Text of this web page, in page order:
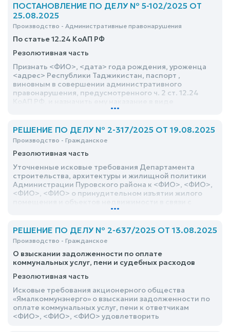
ПОСТАНОВЛЕНИЕ ПО ДЕЛУ № 5-102/2025 ОТ
25.08.2025
Производство - Административные правонарушения
По статье 12.24 КоАП РФ
Резолютивная часть
Признать <ФИО>, <дата> года рождения, уроженца
<адрес> Республики Таджикистан, паспорт ,
виновным в совершении административного
правонарушения, предусмотренного ч. 2 ст. 12.24
КоАП РФ, и назначить ему наказание в виде
административного штрафа в размере 25 000
...
РЕШЕНИЕ ПО ДЕЛУ № 2-317/2025 ОТ 19.08.2025
Производство - Гражданское
Резолютивная часть
Уточненные исковые требования Департамента
строительства, архитектуры и жилищной политики
Администрации Пуровского района к <ФИО>, <ФИО>,
<ФИО>, <ФИО> о принудительном изъятии жилого
изъятием земельного участка для муниципальных
недвижимости, признании права собственности
муниципального образования на изымаемые объекты
недвижимости, признании утратившим право
пользования жилым помещением, возложении
обязанности освободить жилое помещение,
удовлетворить частично
...
РЕШЕНИЕ ПО ДЕЛУ № 2-637/2025 ОТ 13.08.2025
Производство - Гражданское
О взыскании задолженности по оплате
коммунальных услуг, пени и судебных расходов
Резолютивная часть
Исковые требования акционерного общества
«Ямалкоммунэнерго» о взыскании задолженности по
оплате коммунальных услуг, пени к ответчикам
<ФИО>, <ФИО>, <ФИО> удовлетворить